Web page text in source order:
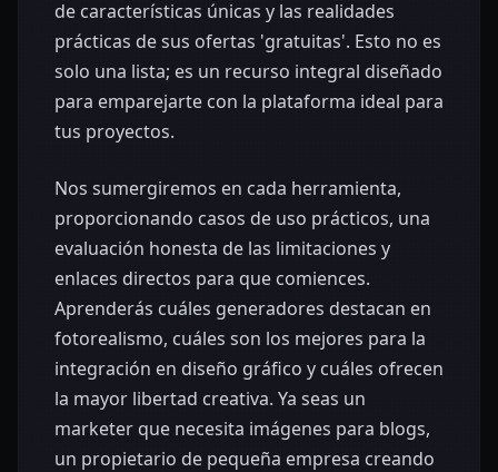
de características únicas y las realidades
prácticas de sus ofertas 'gratuitas'. Esto no es
solo una lista; es un recurso integral diseñado
para emparejarte con la plataforma ideal para
tus proyectos.
Nos sumergiremos en cada herramienta,
proporcionando casos de uso prácticos, una
evaluación honesta de las limitaciones y
enlaces directos para que comiences.
Aprenderás cuáles generadores destacan en
fotorealismo, cuáles son los mejores para la
integración en diseño gráfico y cuáles ofrecen
la mayor libertad creativa. Ya seas un
marketer que necesita imágenes para blogs,
un propietario de pequeña empresa creando